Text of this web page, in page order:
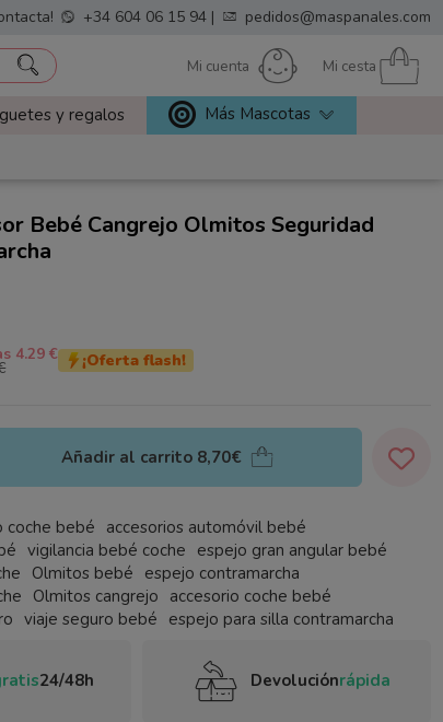
+34 604 06 15 94 | pedidos@maspanales.com
Mi cuenta Mi cesta
y regalos Más Mascotas
Bebé Cangrejo Olmitos Seguridad
4.29 € ¡Oferta flash!
Añadir al carrito 8,70€
coche bebé accesorios automóvil bebé
vigilancia bebé coche espejo gran angular bebé
Olmitos bebé espejo contramarcha
Olmitos cangrejo accesorio coche bebé
viaje seguro bebé espejo para silla contramarcha
24/48h Devoluciónrápida